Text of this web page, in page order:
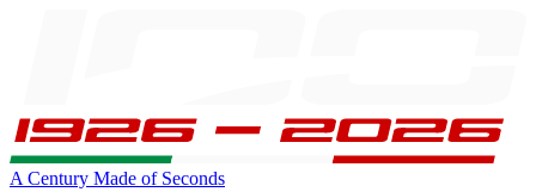
A Century Made of Seconds